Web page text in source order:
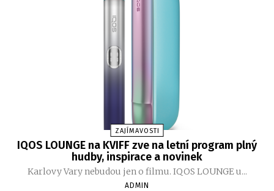
ZAJÍMAVOSTI
IQOS LOUNGE na KVIFF zve na letní program plný
hudby, inspirace a novinek
Karlovy Vary nebudou jen o filmu. IQOS LOUNGE u...
ADMIN